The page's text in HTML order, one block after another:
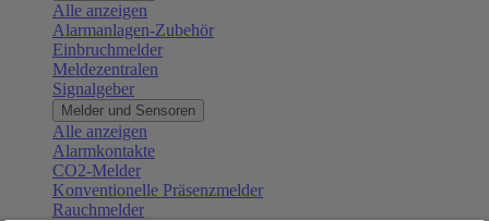
Alle anzeigen
Alarmanlagen-Zubehör
Einbruchmelder
Meldezentralen
Signalgeber
Melder und Sensoren
Alle anzeigen
Alarmkontakte
CO2-Melder
Konventionelle Präsenzmelder
Rauchmelder